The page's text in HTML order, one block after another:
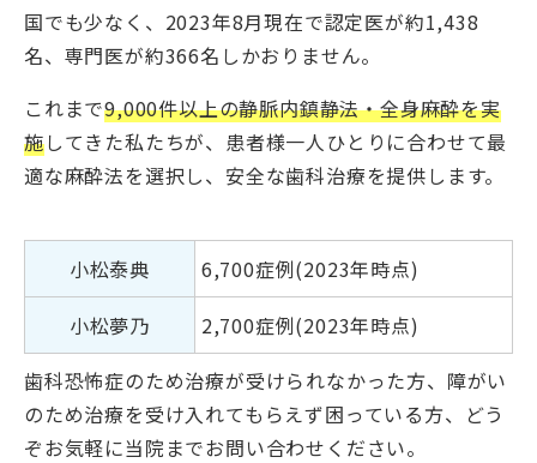
国でも少なく、2023年8月現在で認定医が約1,438
名、専門医が約366名しかおりません。
これまで9,000件以上の静脈内鎮静法・全身麻酔を実
施してきた私たちが、患者様一人ひとりに合わせて最
適な麻酔法を選択し、安全な歯科治療を提供します。
小松泰典
6,700症例(2023年時点)
小松夢乃
2,700症例(2023年時点)
歯科恐怖症のため治療が受けられなかった方、障がい
のため治療を受け入れてもらえず困っている方、どう
ぞお気軽に当院までお問い合わせください。